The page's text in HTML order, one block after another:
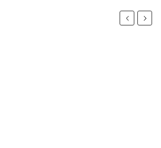
Previous
Next